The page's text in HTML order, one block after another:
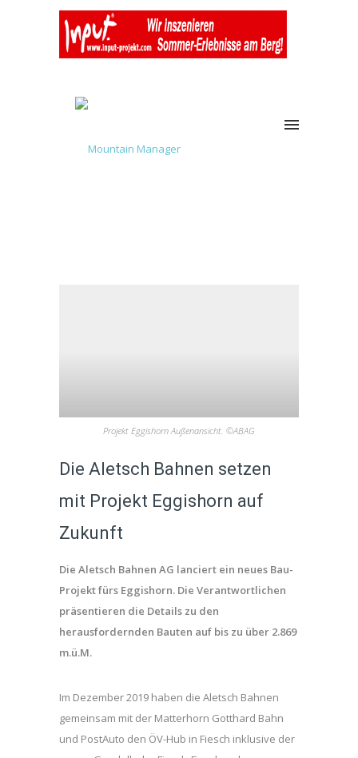
Projekt Eggishorn Außenansicht. ©ABAG
Die Aletsch Bahnen setzen
mit Projekt Eggishorn auf
Zukunft
Die Aletsch Bahnen AG lanciert ein neues Bau-
Projekt fürs Eggishorn. Die Verantwortlichen
präsentieren die Details zu den
herausfordernden Bauten auf bis zu über 2.869
m.ü.M.
Im Dezember 2019 haben die Aletsch Bahnen
gemeinsam mit der Matterhorn Gotthard Bahn
und PostAuto den ÖV-Hub in Fiesch inklusive der